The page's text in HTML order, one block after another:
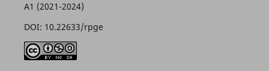
A1 (2021-2024)
DOI: 10.22633/rpge